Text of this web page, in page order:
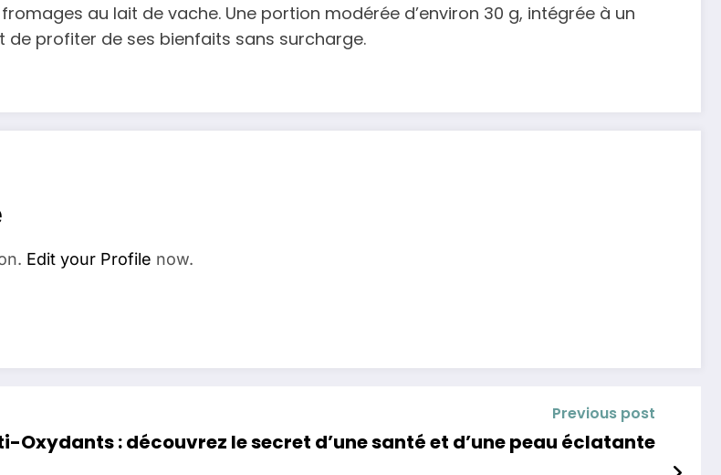
au lait de vache. Une portion modérée d’environ 30 g, intégrée à un
profiter de ses bienfaits sans surcharge.
Edit your Profile now.
Previous post
Oxydants : découvrez le secret d’une santé et d’une peau éclatante